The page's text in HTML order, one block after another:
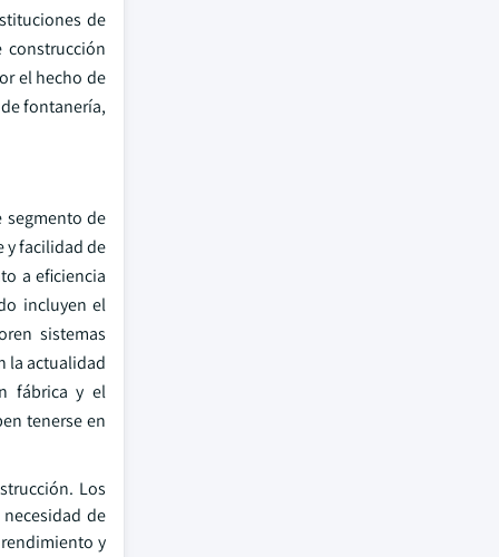
de
el hecho de
fontanería,
segmento de
y facilidad de
a eficiencia
incluyen el
sistemas
la actualidad
fábrica y el
tenerse en
Los
de
y